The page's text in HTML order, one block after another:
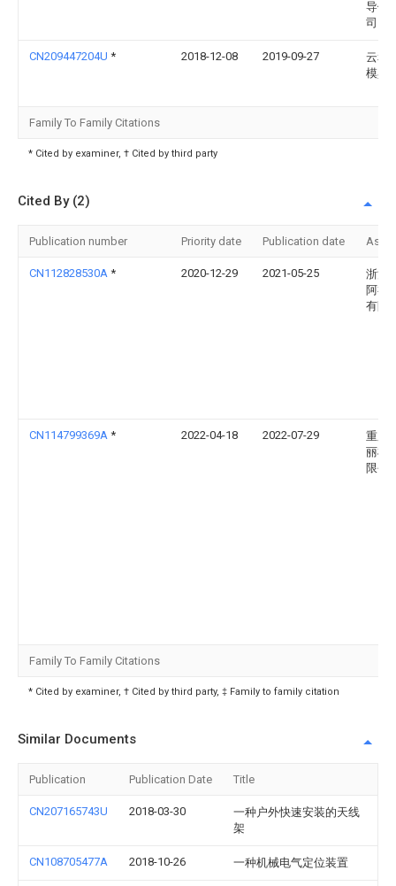
导体
司
CN209447204U * 2018-12-08 2019-09-27
云和
模具
Family To Family Citations
* Cited by examiner, † Cited by third party
Cited By (2)
Publication number Priority date Publication date
CN112828530A * 2020-12-29 2021-05-25
浙江
阿祥
有限
CN114799369A * 2022-04-18 2022-07-29
重庆
丽机
限公
Family To Family Citations
* Cited by examiner, † Cited by third party, ‡ Family to family citation
Similar Documents
Publication Publication Date Title
CN207165743U 2018-03-30
一种户外快速安装的天线
架
CN108705477A 2018-10-26 一种机械电气定位装置